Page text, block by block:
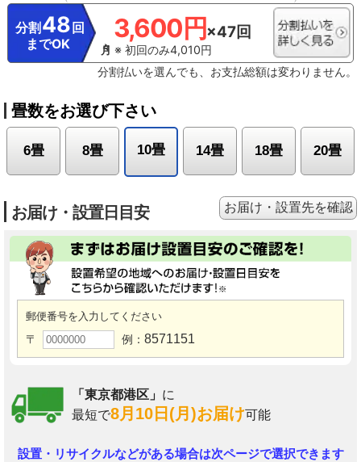
分割 48 回
までOK
3,600円×47回
※ 初回のみ4,010円
分割払いを選んでも、お支払総額は変わりません。
畳数をお選び下さい
6畳 8畳 10畳 14畳 18畳 20畳
お届け・設置日目安
郵便番号を入力してください
〒 例： 8571151
「東京都港区」 に
最短で8月10日(月)お届け可能
お届け・設置先を確認
設置・リサイクルなどがある場合は次ページで選択できます